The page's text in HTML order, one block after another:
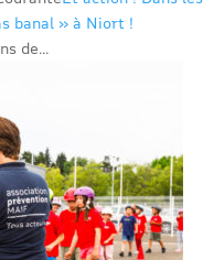
banal » à Niort !
de...